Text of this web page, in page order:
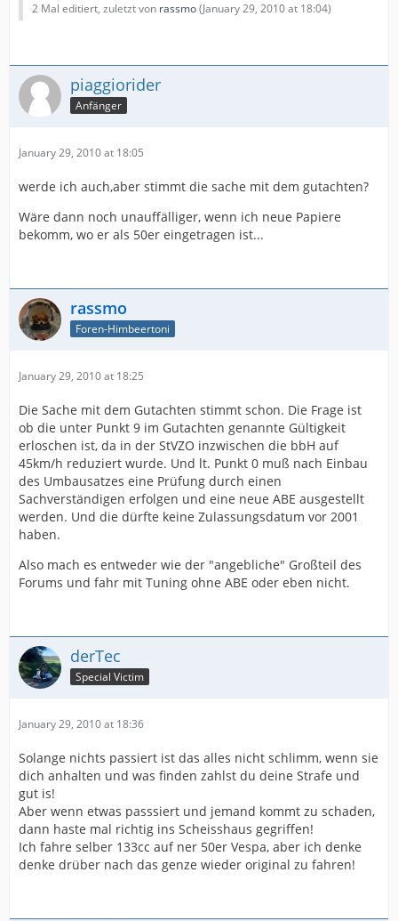
2 Mal editiert, zuletzt von rassmo(January 29, 2010 at 18:04)
piaggiorider
Anfänger
January 29, 2010 at 18:05
werde ich auch,aber stimmt die sache mit dem gutachten?
Wäre dann noch unauffälliger, wenn ich neue Papiere
bekomm, wo er als 50er eingetragen ist...
rassmo
Foren-Himbeertoni
January 29, 2010 at 18:25
Die Sache mit dem Gutachten stimmt schon. Die Frage ist
ob die unter Punkt 9 im Gutachten genannte Gültigkeit
erloschen ist, da in der StVZO inzwischen die bbH auf
45km/h reduziert wurde. Und lt. Punkt 0 muß nach Einbau
des Umbausatzes eine Prüfung durch einen
Sachverständigen erfolgen und eine neue ABE ausgestellt
werden. Und die dürfte keine Zulassungsdatum vor 2001
haben.
Also mach es entweder wie der "angebliche" Großteil des
Forums und fahr mit Tuning ohne ABE oder eben nicht.
derTec
Special Victim
January 29, 2010 at 18:36
Solange nichts passiert ist das alles nicht schlimm, wenn sie
dich anhalten und was finden zahlst du deine Strafe und
gut is!
Aber wenn etwas passsiert und jemand kommt zu schaden,
dann haste mal richtig ins Scheisshaus gegriffen!
Ich fahre selber 133cc auf ner 50er Vespa, aber ich denke
denke drüber nach das genze wieder original zu fahren!